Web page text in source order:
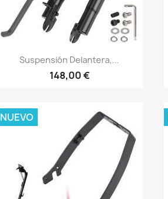
Vista rápida
Suspensión Delantera,...
148,00 €
NUEVO